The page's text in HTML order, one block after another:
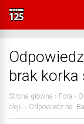
brak
Strona główna › Fora ›
oleju › Odpowiedz na: